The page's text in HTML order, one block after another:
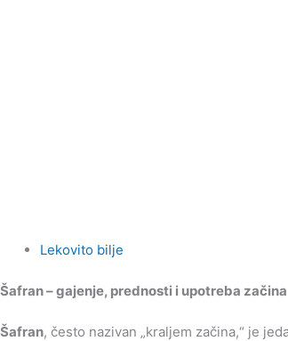
Lekovito bilje
Šafran – gajenje, prednosti i upotreba začina
Šafran, često nazivan „kraljem začina,“ je